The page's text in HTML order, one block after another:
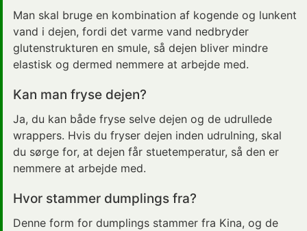
Man skal bruge en kombination af kogende og lunkent
vand i dejen, fordi det varme vand nedbryder
glutenstrukturen en smule, så dejen bliver mindre
elastisk og dermed nemmere at arbejde med.
Kan man fryse dejen?
Ja, du kan både fryse selve dejen og de udrullede
wrappers. Hvis du fryser dejen inden udrulning, skal
du sørge for, at dejen får stuetemperatur, så den er
nemmere at arbejde med.
Hvor stammer dumplings fra?
Denne form for dumplings stammer fra Kina, og de